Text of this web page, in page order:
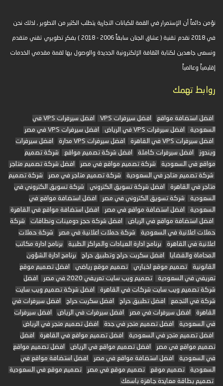
نؤمن دائماً أن الإستمرار في القمة للكيانات التجارية يتطلب الكثير من التطوير , لذلك نحن
في 2018 نقدم تقنية ( عشاق الجنان سابقاً 2006 - 2018 ) بفكر تطويري تقني متقدم
ونسعى جاهدين لكتابة الثقافة الإلكترونية الجديدة والوصول بها لقمة مقدمي الخدمات
إقليمياً وعالمياً
روابط تهمك
افضل استضافة مواقع افضل سيرفرات VPS
افضل سيرفرات VPS في
السعودية
افضل سيرفرات VPS في الرياض
افضل سيرفرات VPS في مصر
افضل سيرفرات VPS في القاهرة
افضل سيرفرات VPS مدارة
افضل سيرفرات
ويندوز
افضل سيرفرات كاملة افضل شركة تصميم مواقع
شركة تصميم
مواقع في السعودية
شركة تصميم مواقع في مصر
افضل شركة تصميم متاجر
شركة تصميم متاجر في السعودية
شركة تصميم متاجر في مصر
شركة تصميم
متاجر في القاهرة
افضل شركة تسويق الكتروني
شركة تسويق الكتروني في
السعودية
شركة تسويق الكتروني في مصر
افضل استضافة مواقع في
السعودية
افضل استضافة مواقع في مصر
افضل استضافة مواقع في القاهرة
افضل استضافة مواقع في الرياض
افضل شركة حجز دومينات ونطاقات
شركة
حملات اعلانية في السعودية
شركة حملات اعلانية في مصر
شركة حملات
اعلانية في القاهرة
برنامج ادارة العيادات والمراكز الطبية
برنامج ادارة مكاتب
المحاماة والقضايا
افضل سكربت حراج وتطبيق حراج
برنامج ادارة الشؤون
القانونية
تصميم موقع اخباري تصميم موقع رياضي
افضل تصميم موقع
تعريفي في السعودية
تصميم ويب سايت تعريفي 2020 في مصر
افضل
شركة تصميم ويب سايت شركات في القاهرة
افضل شركة تصميم ويب سايت
شركة في التجمع
افضل تطبيق حراج افضل سكربت حراج
افضل سيرفرات في
القاهرة
افضل سيرفرات في مصر افضل سيرفرات في الرياض
افضل سيرفرات
في السعودية
افضل تصميم متجر في جدة
افضل تصميم متجر في الرياض
افضل تصميم متجر في السعودية
افضل تصميم مواقع في القاهرة
افضل
تصميم مواقع في مصر
افضل تصميم مواقع في الرياض
افضل تصميم مواقع
في السعودية
افضل استضافة مواقع في مصر
افضل استضافة مواقع في
السعودية
تصميم موقع تصميم موقع في مصر
تصميم موقع في السعودية
تصميم بطاقة معايدة جاهزة باسمك